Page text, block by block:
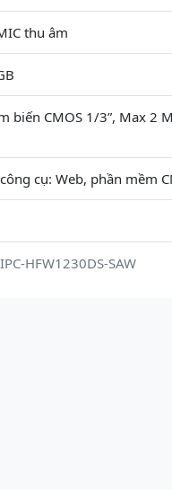
HFW1230DS-SAW
thu âm
biến CMOS 1/3”, Max 2
cụ: Web, phần mềm